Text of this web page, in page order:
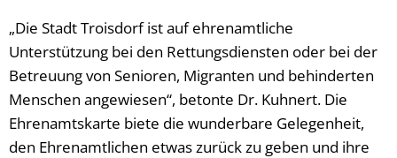
„Die Stadt Troisdorf ist auf ehrenamtliche
Unterstützung bei den Rettungsdiensten oder bei der
Betreuung von Senioren, Migranten und behinderten
Menschen angewiesen“, betonte Dr. Kuhnert. Die
Ehrenamtskarte biete die wunderbare Gelegenheit,
den Ehrenamtlichen etwas zurück zu geben und ihre